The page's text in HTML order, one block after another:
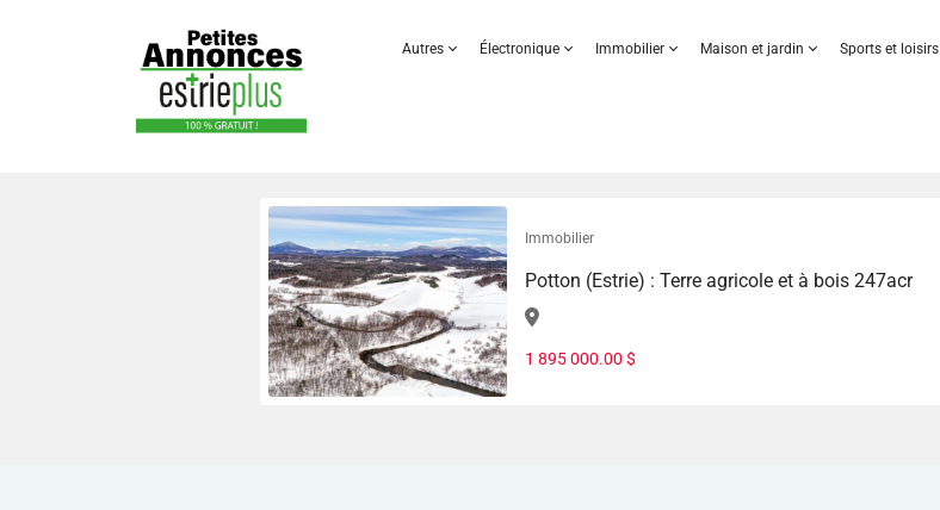
Autres Électronique Immobilier Maison et jardin Sports et loisirs
Immobilier
Potton (Estrie) : Terre agricole et à bois 247acr
1 895 000.00 $